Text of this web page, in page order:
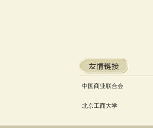
中国商业联合会
北京工商大学